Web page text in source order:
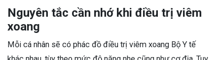
Nguyên tắc cần nhớ khi điều trị viêm
xoang
Mỗi cá nhân sẽ có phác đồ điều trị viêm xoang Bộ Y tế